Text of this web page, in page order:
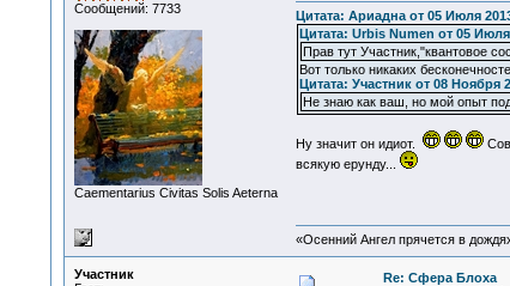
Сообщений: 7733
Сaementarius Civitas Solis Aeterna
Цитата: Ариадна от 05 Июля
Цитата: Urbis Numen от 05
Прав тут Участник,"квантовое
Вот только никаких
Цитата: Участник от 08 Ноября
Не знаю как ваш, но мой опыт
Ну значит он идиот.
всякую ерунду...
«Осенний Ангел прячется в
Участник
Re: Сфера Блоха